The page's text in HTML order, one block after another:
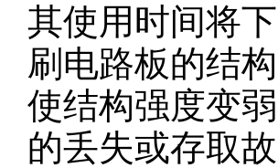
其使用时间将
刷电路板的结
使结构强度变
的丢失或存取故